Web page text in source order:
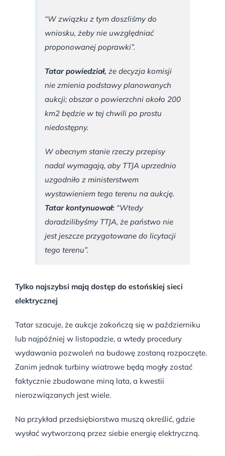
“W związku z tym doszliśmy do
wniosku, żeby nie uwzględniać
proponowanej poprawki”.
Tatar powiedział, że decyzja komisji
nie zmienia podstawy planowanych
aukcji; obszar o powierzchni około 200
km2 będzie w tej chwili po prostu
niedostępny.
W obecnym stanie rzeczy przepisy
nadal wymagają, aby TTJA uprzednio
uzgodniło z ministerstwem
wystawieniem tego terenu na aukcję.
Tatar kontynuował: “Wtedy
doradzilibyśmy TTJA, że państwo nie
jest jeszcze przygotowane do licytacji
tego terenu”.
Tylko najszybsi mają dostęp do estońskiej sieci
elektrycznej
Tatar szacuje, że aukcje zakończą się w październiku
lub najpóźniej w listopadzie, a wtedy procedury
wydawania pozwoleń na budowę zostaną rozpoczęte.
Zanim jednak turbiny wiatrowe będą mogły zostać
faktycznie zbudowane miną lata, a kwestii
nierozwiązanych jest wiele.
Na przykład przedsiębiorstwa muszą określić, gdzie
wysłać wytworzoną przez siebie energię elektryczną.